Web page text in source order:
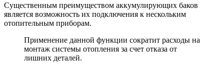
Существенным преимуществом аккумулирующих баков
является возможность их подключения к нескольким
отопительным приборам.
Применение данной функции сократит расходы на
монтаж системы отопления за счет отказа от
лишних деталей.